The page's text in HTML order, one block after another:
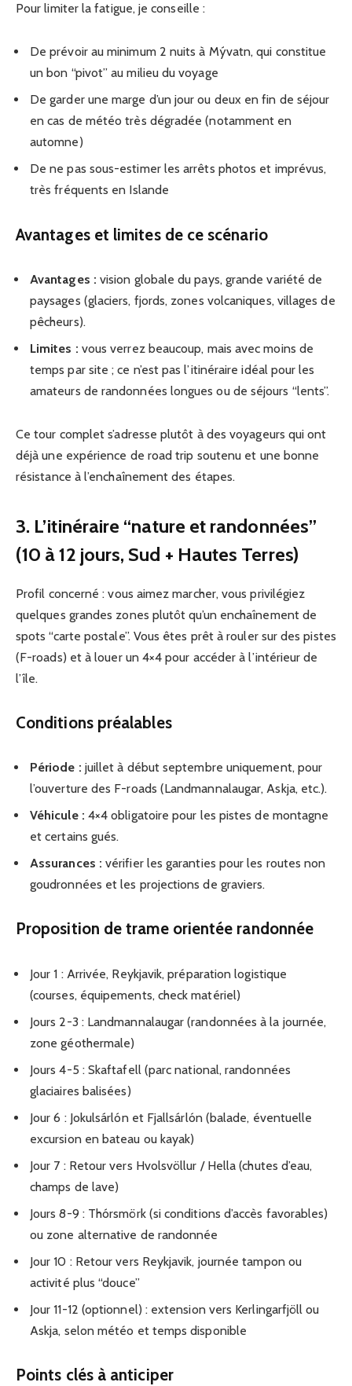
Pour limiter la fatigue, je conseille :
De prévoir au minimum 2 nuits à Mývatn, qui constitue
un bon “pivot” au milieu du voyage
De garder une marge d’un jour ou deux en fin de séjour
en cas de météo très dégradée (notamment en
automne)
De ne pas sous-estimer les arrêts photos et imprévus,
très fréquents en Islande
Avantages et limites de ce scénario
Avantages : vision globale du pays, grande variété de
paysages (glaciers, fjords, zones volcaniques, villages de
pêcheurs).
Limites : vous verrez beaucoup, mais avec moins de
temps par site ; ce n’est pas l’itinéraire idéal pour les
amateurs de randonnées longues ou de séjours “lents”.
Ce tour complet s’adresse plutôt à des voyageurs qui ont
déjà une expérience de road trip soutenu et une bonne
résistance à l’enchaînement des étapes.
3. L’itinéraire “nature et randonnées”
(10 à 12 jours, Sud + Hautes Terres)
Profil concerné : vous aimez marcher, vous privilégiez
quelques grandes zones plutôt qu’un enchaînement de
spots “carte postale”. Vous êtes prêt à rouler sur des pistes
(F-roads) et à louer un 4×4 pour accéder à l’intérieur de
l’île.
Conditions préalables
Période : juillet à début septembre uniquement, pour
l’ouverture des F-roads (Landmannalaugar, Askja, etc.).
Véhicule : 4×4 obligatoire pour les pistes de montagne
et certains gués.
Assurances : vérifier les garanties pour les routes non
goudronnées et les projections de graviers.
Proposition de trame orientée randonnée
Jour 1 : Arrivée, Reykjavik, préparation logistique
(courses, équipements, check matériel)
Jours 2-3 : Landmannalaugar (randonnées à la journée,
zone géothermale)
Jours 4-5 : Skaftafell (parc national, randonnées
glaciaires balisées)
Jour 6 : Jokulsárlón et Fjallsárlón (balade, éventuelle
excursion en bateau ou kayak)
Jour 7 : Retour vers Hvolsvöllur / Hella (chutes d’eau,
champs de lave)
Jours 8-9 : Thórsmörk (si conditions d’accès favorables)
ou zone alternative de randonnée
Jour 10 : Retour vers Reykjavik, journée tampon ou
activité plus “douce”
Jour 11-12 (optionnel) : extension vers Kerlingarfjöll ou
Askja, selon météo et temps disponible
Points clés à anticiper